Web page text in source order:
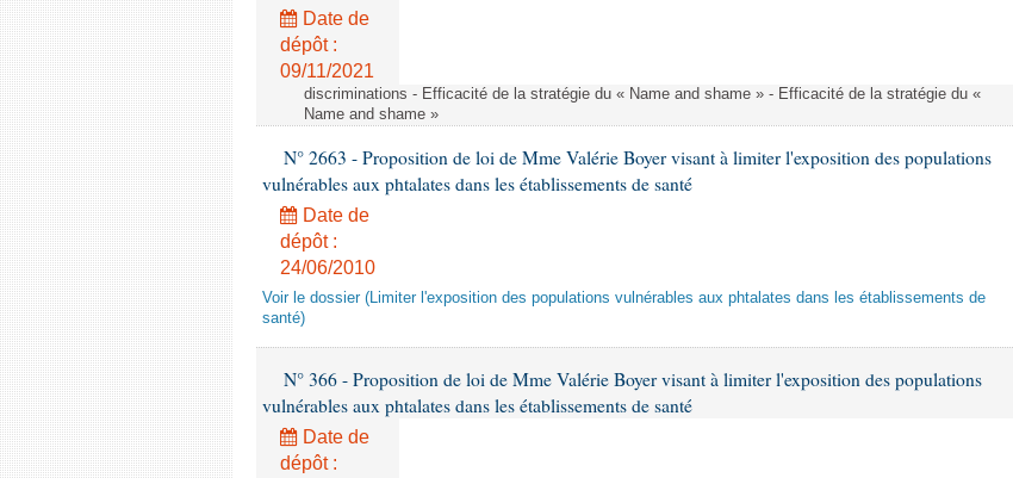
Date de
dépôt :
09/11/2021
discriminations - Efficacité de la stratégie du « Name and shame » - Efficacité de la stratégie du «
Name and shame »
N° 2663 - Proposition de loi de Mme Valérie Boyer visant à limiter l'exposition des populations
vulnérables aux phtalates dans les établissements de santé
Date de
dépôt :
24/06/2010
Voir le dossier (Limiter l'exposition des populations vulnérables aux phtalates dans les établissements de
santé)
N° 366 - Proposition de loi de Mme Valérie Boyer visant à limiter l'exposition des populations
vulnérables aux phtalates dans les établissements de santé
Date de
dépôt :